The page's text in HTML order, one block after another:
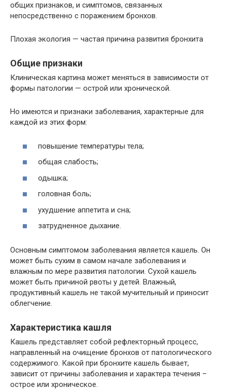
общих признаков, и симптомов, связанных
непосредственно с поражением бронхов.
Плохая экология — частая причина развития бронхита
Общие признаки
Клиническая картина может меняться в зависимости от
формы патологии — острой или хронической.
Но имеются и признаки заболевания, характерные для
каждой из этих форм:
повышение температуры тела;
общая слабость;
одышка;
головная боль;
ухудшение аппетита и сна;
затрудненное дыхание.
Основным симптомом заболевания является кашель. Он
может быть сухим в самом начале заболевания и
влажным по мере развития патологии. Сухой кашель
может быть причиной рвоты у детей. Влажный,
продуктивный кашель не такой мучительный и приносит
облегчение.
Характеристика кашля
Кашель представляет собой рефлекторный процесс,
направленный на очищение бронхов от патологического
содержимого. Какой при бронхите кашель бывает,
зависит от причины заболевания и характера течения –
острое или хроническое.